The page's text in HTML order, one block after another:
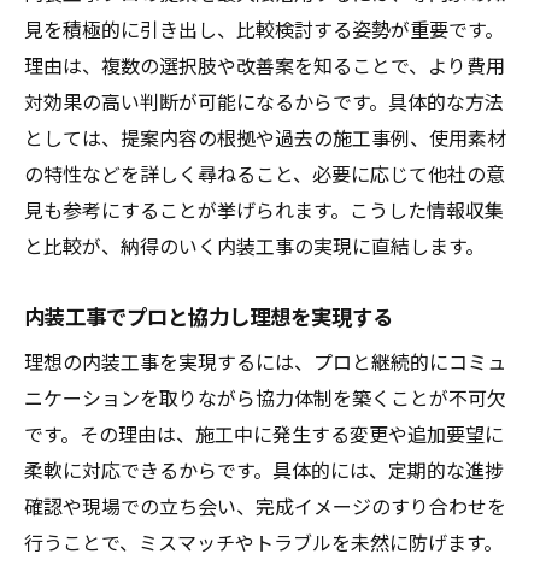
見を積極的に引き出し、比較検討する姿勢が重要です。
理由は、複数の選択肢や改善案を知ることで、より費用
対効果の高い判断が可能になるからです。具体的な方法
としては、提案内容の根拠や過去の施工事例、使用素材
の特性などを詳しく尋ねること、必要に応じて他社の意
見も参考にすることが挙げられます。こうした情報収集
と比較が、納得のいく内装工事の実現に直結します。
内装工事でプロと協力し理想を実現する
理想の内装工事を実現するには、プロと継続的にコミュ
ニケーションを取りながら協力体制を築くことが不可欠
です。その理由は、施工中に発生する変更や追加要望に
柔軟に対応できるからです。具体的には、定期的な進捗
確認や現場での立ち会い、完成イメージのすり合わせを
行うことで、ミスマッチやトラブルを未然に防げます。